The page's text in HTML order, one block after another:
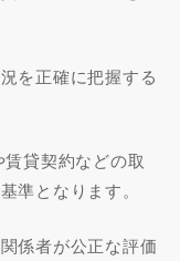
を正確に把握する
貸契約などの取
準となります。
係者が公正な評価